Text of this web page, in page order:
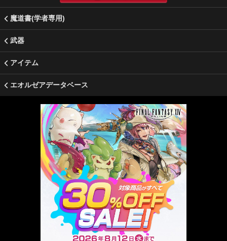
魔道書(学者専用)
武器
アイテム
エオルゼアデータベース